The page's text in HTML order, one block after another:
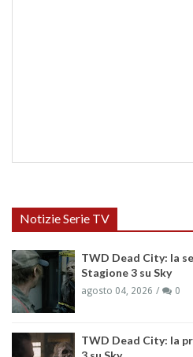
Notizie Serie TV
TWD Dead City: la
Stagione 3 su Sky
agosto 04, 2026 0
TWD Dead City: la